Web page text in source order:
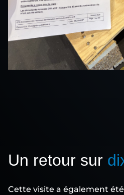
Un retour sur
Cette visite a également été